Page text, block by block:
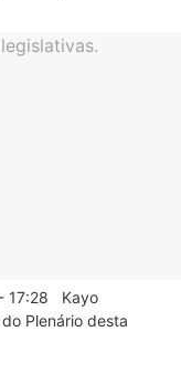
17:28 Kayo
Plenário desta